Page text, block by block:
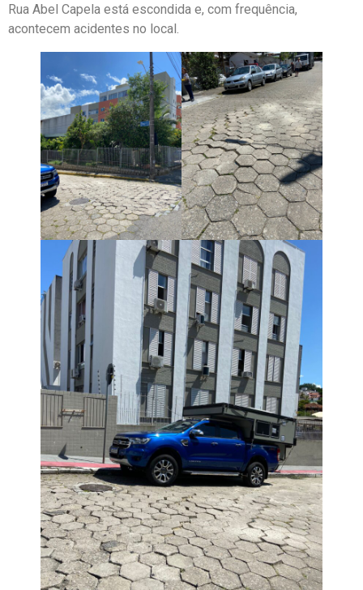
Rua Abel Capela está escondida e, com frequência,
acontecem acidentes no local.